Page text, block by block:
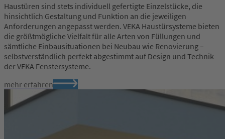
Haustüren sind stets individuell gefertigte Einzelstücke, die
hinsichtlich Gestaltung und Funktion an die jeweiligen
Anforderungen angepasst werden. VEKA Haustürsysteme bieten
die größtmögliche Vielfalt für alle Arten von Füllungen und
sämtliche Einbausituationen bei Neubau wie Renovierung –
selbstverständlich perfekt abgestimmt auf Design und Technik
der VEKA Fenstersysteme.
mehr erfahren